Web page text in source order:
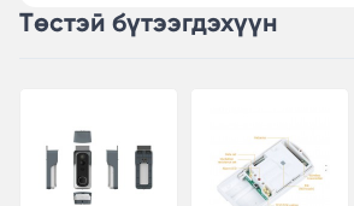
Төстэй бүтээгдэхүүн